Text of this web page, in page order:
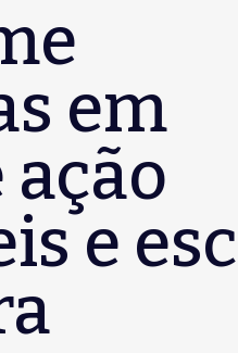
em
e